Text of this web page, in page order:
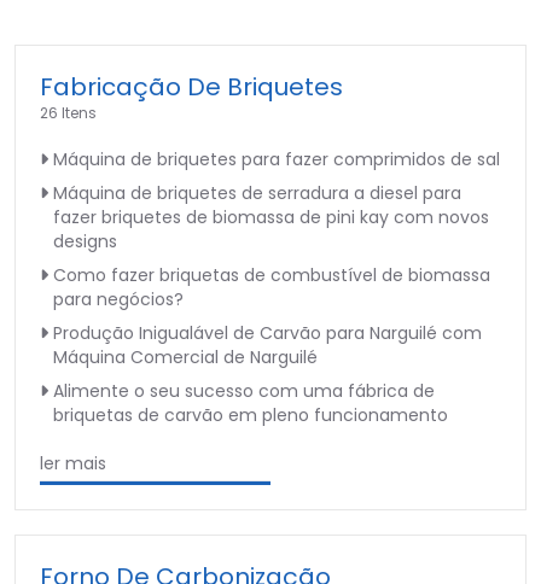
Fabricação De Briquetes
26 Itens
Máquina de briquetes para fazer comprimidos de sal
Máquina de briquetes de serradura a diesel para
fazer briquetes de biomassa de pini kay com novos
designs
Como fazer briquetas de combustível de biomassa
para negócios?
Produção Inigualável de Carvão para Narguilé com
Máquina Comercial de Narguilé
Alimente o seu sucesso com uma fábrica de
briquetas de carvão em pleno funcionamento
ler mais
Forno De Carbonização